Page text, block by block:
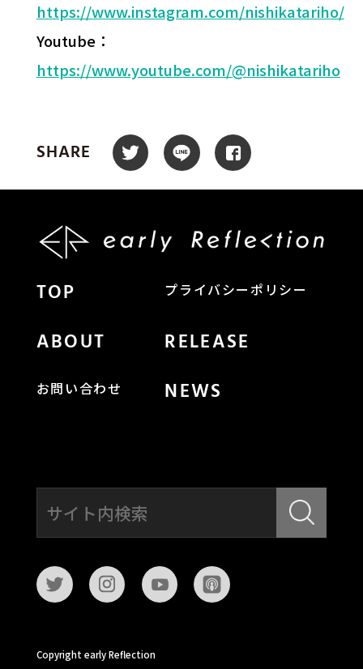
https://www.instagram.com/nishikatariho/
Youtube：
https://www.youtube.com/@nishikatariho
SHARE
TOP プライバシーポリシー
ABOUT RELEASE
お問い合わせ NEWS
Copyright early Reflection